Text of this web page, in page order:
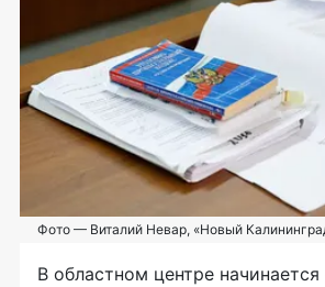
Фото — Виталий Невар, «Новый
В областном центре